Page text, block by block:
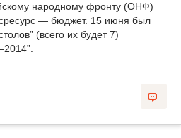
народному фронту (ОНФ)
— бюджет. 15 июня был
(всего их будет 7)